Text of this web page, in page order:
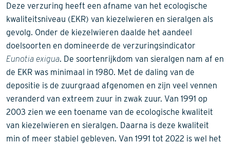
Deze verzuring heeft een afname van het ecologische
kwaliteitsniveau (EKR) van kiezelwieren en sieralgen als
gevolg. Onder de kiezelwieren daalde het aandeel
doelsoorten en domineerde de verzuringsindicator
Eunotia exigua. De soortenrijkdom van sieralgen nam af en
de EKR was minimaal in 1980. Met de daling van de
depositie is de zuurgraad afgenomen en zijn veel vennen
veranderd van extreem zuur in zwak zuur. Van 1991 op
2003 zien we een toename van de ecologische kwaliteit
van kiezelwieren en sieralgen. Daarna is deze kwaliteit
min of meer stabiel gebleven. Van 1991 tot 2022 is wel het